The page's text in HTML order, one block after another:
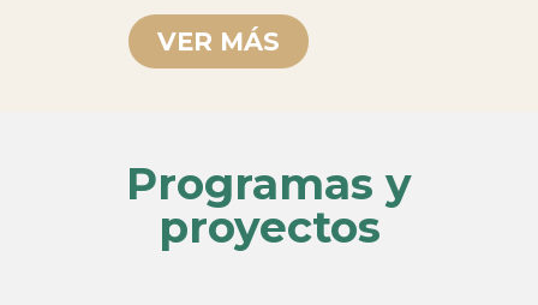
VER MÁS
Programas y
proyectos